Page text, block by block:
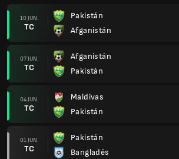
10 JUN.
TC
Pakistán
Afganistán
07 JUN.
TC
Afganistán
Pakistán
04 JUN.
TC
Maldivas
Pakistán
01 JUN.
TC
Pakistán
Bangladés